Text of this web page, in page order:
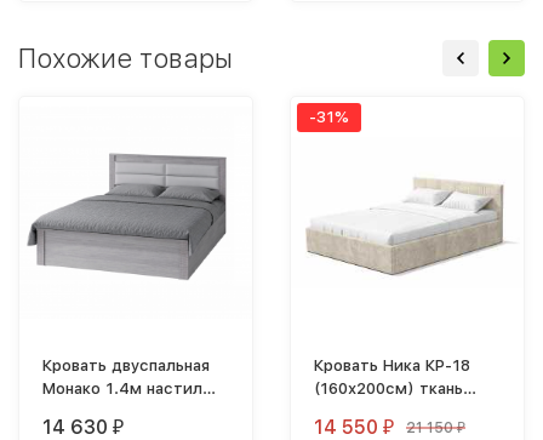
Похожие товары
Кровать двуспальная
Монако 1.4м настил
14 630 ₽
-31%
Кровать Ника КР-18
(160х200см) ткань
14 550 ₽ 21 150₽